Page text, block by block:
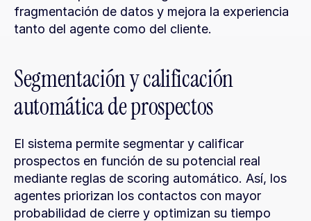
fragmentación de datos y mejora la experiencia
tanto del agente como del cliente.
Segmentación y calificación
automática de prospectos
El sistema permite segmentar y calificar
prospectos en función de su potencial real
mediante reglas de scoring automático. Así, los
agentes priorizan los contactos con mayor
probabilidad de cierre y optimizan su tiempo